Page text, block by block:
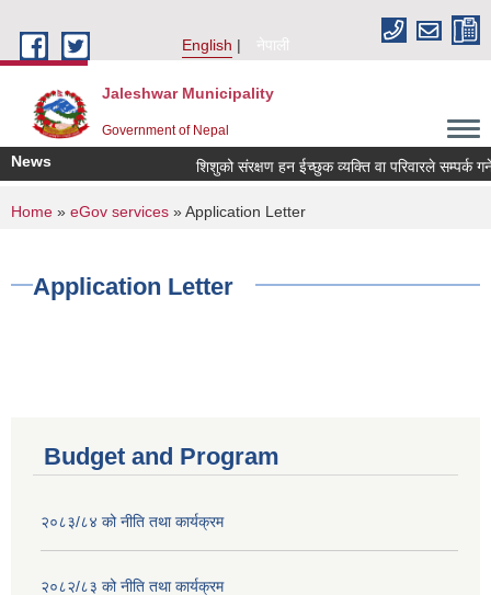
English
नेपाली
Jaleshwar Municipality
Government of Nepal
News शिशुको संरक्षण हन ईच्छुक व्यक्ति वा परिवारले सम्पर्क गर्नें
You are here
Home » eGov services » Application Letter
Application Letter
Budget and Program
२०८३/८४ को नीति तथा कार्यक्रम
२०८२/८३ को नीति तथा कार्यक्रम